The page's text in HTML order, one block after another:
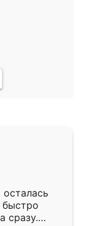
сразу.